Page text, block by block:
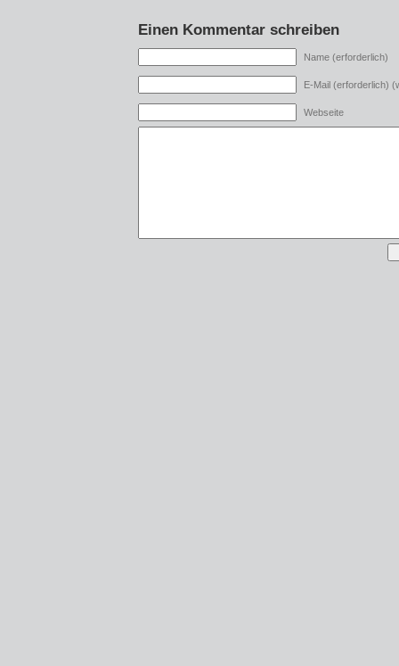
Einen Kommentar schreiben
Name (erforderlich)
E-Mail (erforderlich)
Webseite